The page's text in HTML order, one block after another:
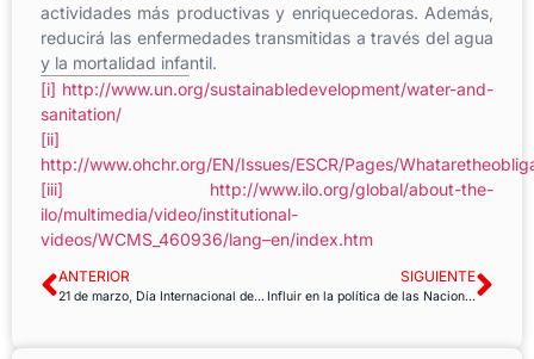
actividades más productivas y enriquecedoras. Además,
reducirá las enfermedades transmitidas a través del agua
y la mortalidad infantil.
[i] http://www.un.org/sustainabledevelopment/water-and-
sanitation/
[ii]
http://www.ohchr.org/EN/Issues/ESCR/Pages/
[iii]
http://www.ilo.org/global/about-the-
ilo/multimedia/video/institutional-
videos/WCMS_460936/lang–en/index.htm
ANTERIOR
21 de marzo, Día Internacional de la Eliminación de la Discriminación Racial
SIGUIENTE
Influir en la política de las Naciones Unidas sobre el empleo en el ámbito de la salud